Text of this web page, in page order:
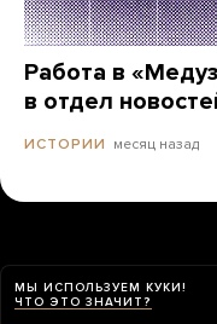
Работа в
в отдел
ИСТОРИИ месяц назад
МЫ ИСПОЛЬЗУЕМ КУКИ!
ЧТО ЭТО ЗНАЧИТ?